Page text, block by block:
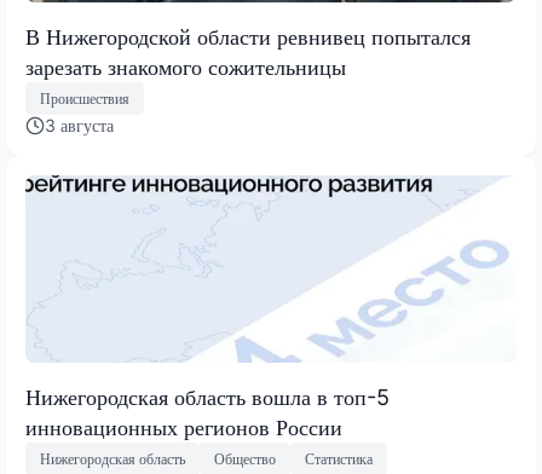
В Нижегородской области ревнивец попытался
зарезать знакомого сожительницы
Происшествия
3 августа
Нижегородская область вошла в топ-5
инновационных регионов России
Нижегородская область Общество Статистика